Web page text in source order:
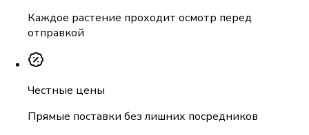
Каждое растение проходит осмотр перед
отправкой
Честные цены
Прямые поставки без лишних посредников